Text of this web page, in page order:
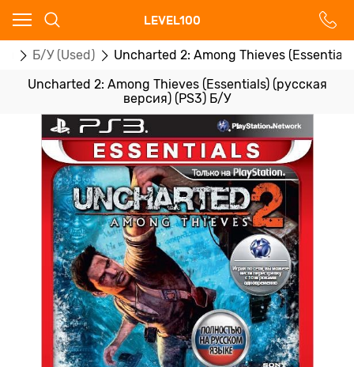
LEVEL100
Б/У (Used) Uncharted 2: Among Thieves
Uncharted 2: Among Thieves (Essentials) (русская
версия) (PS3) Б/У
Ваш город - Москва,
угадали?
ДА НЕТ